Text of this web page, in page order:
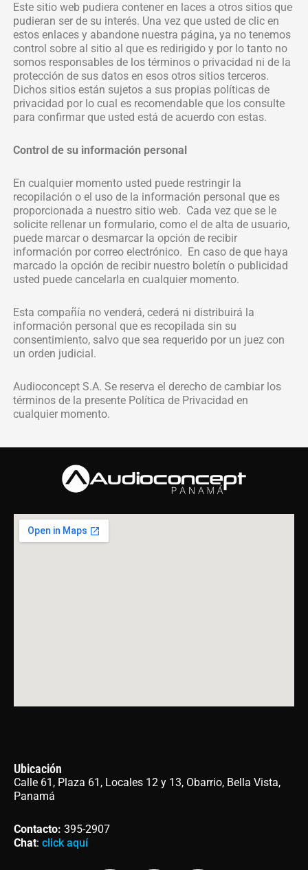
Este sitio web pudiera contener en laces a otros sitios que
pudieran ser de su interés. Una vez que usted de clic en
estos enlaces y abandone nuestra página, ya no tenemos
control sobre al sitio al que es redirigido y por lo tanto no
somos responsables de los términos o privacidad ni de la
protección de sus datos en esos otros sitios terceros.
Dichos sitios están sujetos a sus propias políticas de
privacidad por lo cual es recomendable que los consulte
para confirmar que usted está de acuerdo con estas.
Control de su información personal
En cualquier momento usted puede restringir la
recopilación o el uso de la información personal que es
proporcionada a nuestro sitio web. Cada vez que se le
solicite rellenar un formulario, como el de alta de usuario,
puede marcar o desmarcar la opción de recibir
información por correo electrónico. En caso de que haya
marcado la opción de recibir nuestro boletín o publicidad
usted puede cancelarla en cualquier momento.
Esta compañía no venderá, cederá ni distribuirá la
información personal que es recopilada sin su
consentimiento, salvo que sea requerido por un juez con
un orden judicial.
Audioconcept S.A. Se reserva el derecho de cambiar los
términos de la presente Política de Privacidad en
cualquier momento.
Ubicación
Calle 61, Plaza 61, Locales 12 y 13, Obarrio, Bella Vista,
Panamá
Contacto: 395-2907
Chat: click aquí